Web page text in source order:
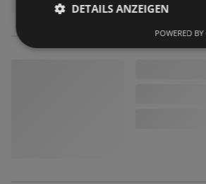
DETAILS ANZEIGEN
POWERED